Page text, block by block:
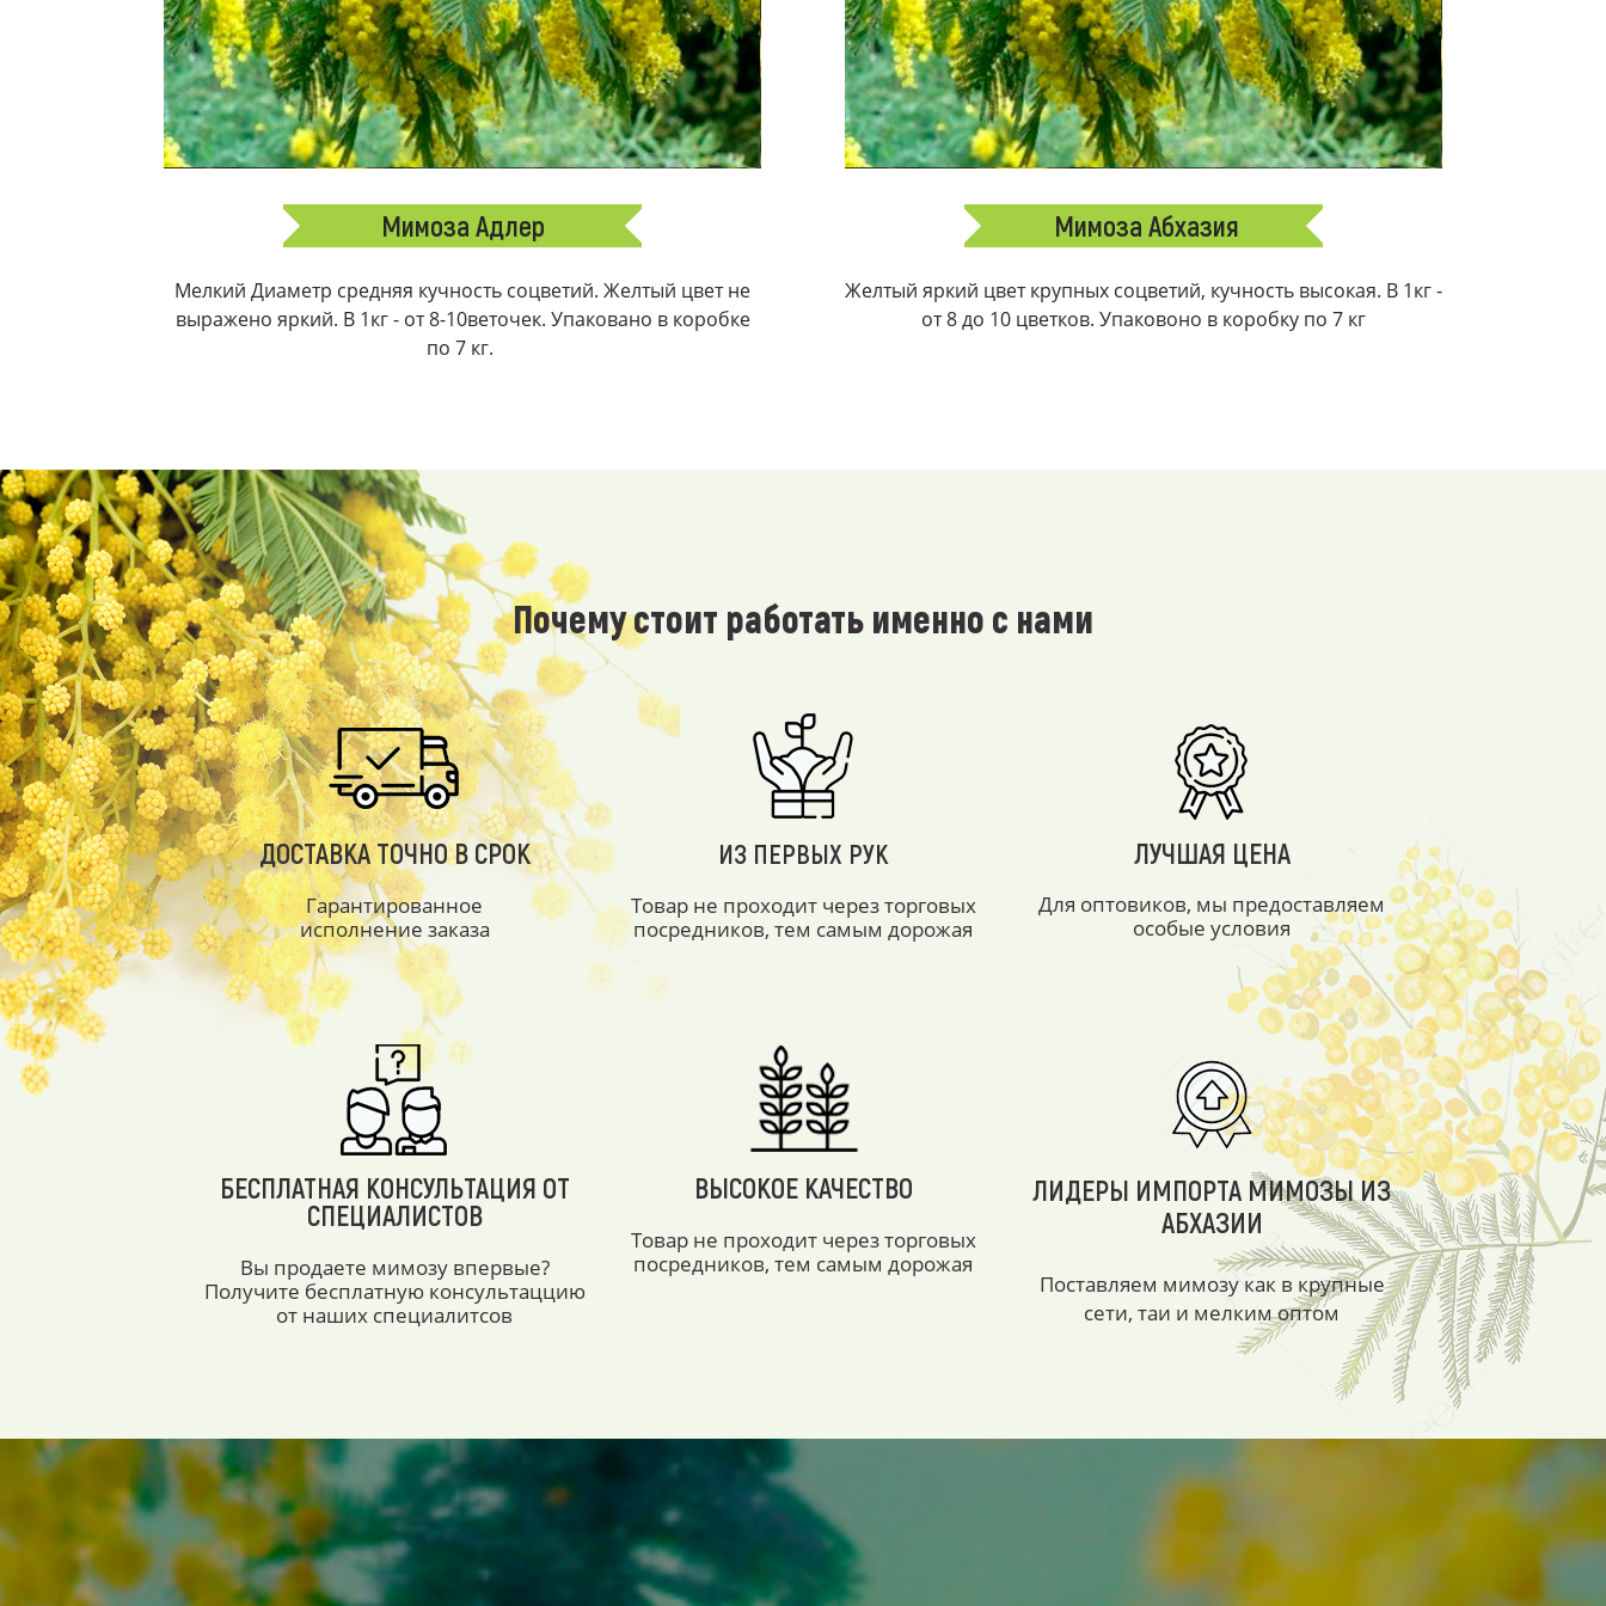
Мимоза Адлер
Мелкий Диаметр средняя кучность соцветий. Желтый цвет не
выражено яркий. В 1кг - от 8-10веточек. Упаковано в коробке
по 7 кг.
Мимоза Абхазия
Желтый яркий цвет крупных соцветий, кучность высокая. В 1кг -
от 8 до 10 цветков. Упаковоно в коробку по 7 кг
Почему стоит работать именно с нами
ДОСТАВКА ТОЧНО В СРОК
Гарантированное
исполнение заказа
ИЗ ПЕРВЫХ РУК
Товар не проходит через торговых
посредников, тем самым дорожая
ЛУЧШАЯ ЦЕНА
Для оптовиков, мы предоставляем
особые условия
БЕСПЛАТНАЯ КОНСУЛЬТАЦИЯ ОТ
СПЕЦИАЛИСТОВ
Вы продаете мимозу впервые?
Получите бесплатную консультаццию
от наших специалитсов
ВЫСОКОЕ КАЧЕСТВО
Товар не проходит через торговых
посредников, тем самым дорожая
ЛИДЕРЫ ИМПОРТА МИМОЗЫ ИЗ
АБХАЗИИ
Поставляем мимозу как в крупные
сети, таи и мелким оптом